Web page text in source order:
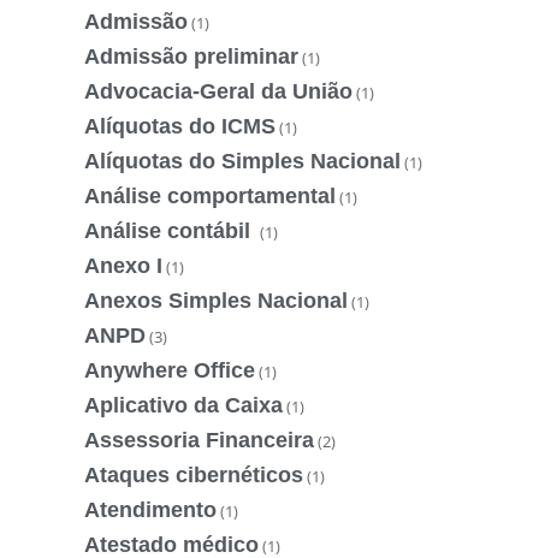
Admissão(1)
Admissão preliminar(1)
Advocacia-Geral da União(1)
Alíquotas do ICMS(1)
Alíquotas do Simples Nacional (1)
Análise comportamental (1)
Análise contábil (1)
Anexo I (1)
Anexos Simples Nacional (1)
ANPD(3)
Anywhere Office(1)
Aplicativo da Caixa(1)
Assessoria Financeira(2)
Ataques cibernéticos(1)
Atendimento(1)
Atestado médico(1)